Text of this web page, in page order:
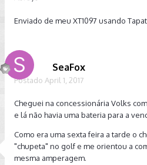
Enviado de meu XT1097 usando
SeaFox
Postado April 1, 2017
Cheguei na concessionária Volks
e lá não havia uma bateria para a
Como era uma sexta feira a tarde o
"chupeta" no golf e me orientou a
mesma amperagem.